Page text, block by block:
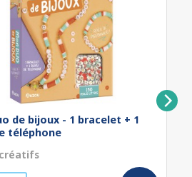
de bijoux - 1 bracelet + 1
téléphone